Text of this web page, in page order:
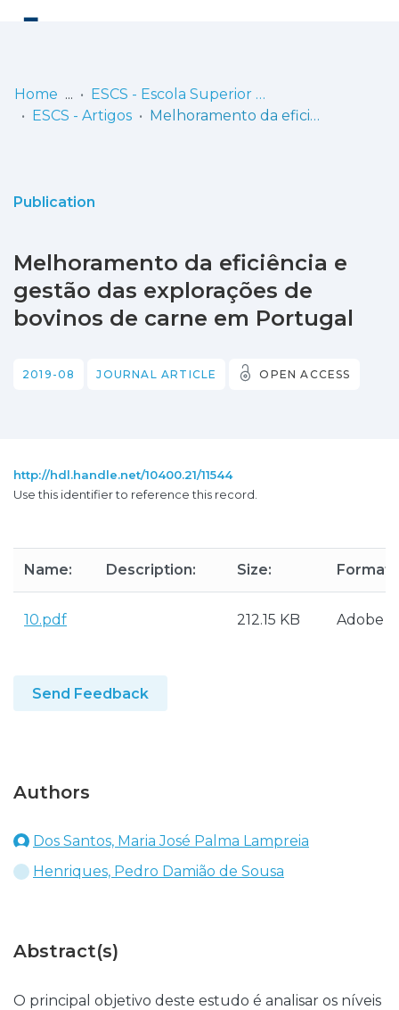
Statistics
Home
ESCS - Escola Superior de Comunicação Social
ESCS - Artigos
Melhoramento da eficiência e gestão das explorações de bovinos de carne em Portugal
Publication
Melhoramento da eficiência e
gestão das explorações de
bovinos de carne em Portugal
2019-08 JOURNAL ARTICLE OPEN ACCESS
http://hdl.handle.net/10400.21/11544
Use this identifier to reference this record.
Name: Description: Size: Format:
10.pdf 212.15 KB Adobe
Send Feedback
Authors
Dos Santos, Maria José Palma Lampreia
Henriques, Pedro Damião de Sousa
Abstract(s)
O principal objetivo deste estudo é analisar os níveis